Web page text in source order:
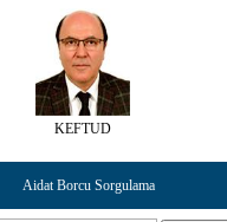
KEFTUD
Aidat Borcu Sorgulama